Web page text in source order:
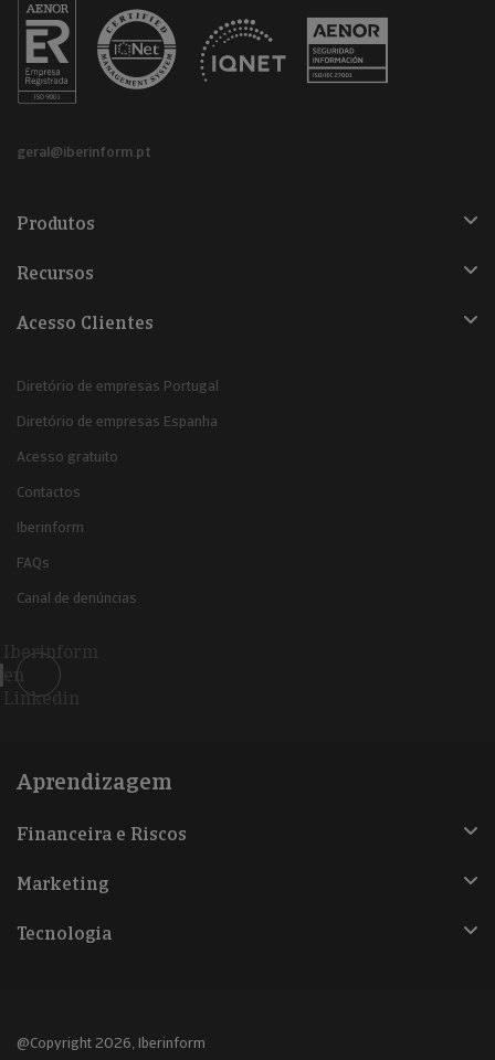
geral@iberinform.pt
Produtos
Recursos
Acesso Clientes
Diretório de empresas Portugal
Diretório de empresas Espanha
Acesso gratuito
Contactos
Iberinform
FAQs
Canal de denúncias
Iberinform
en
Linkedin
Aprendizagem
Financeira e Riscos
Marketing
Tecnologia
@Copyright 2026, Iberinform